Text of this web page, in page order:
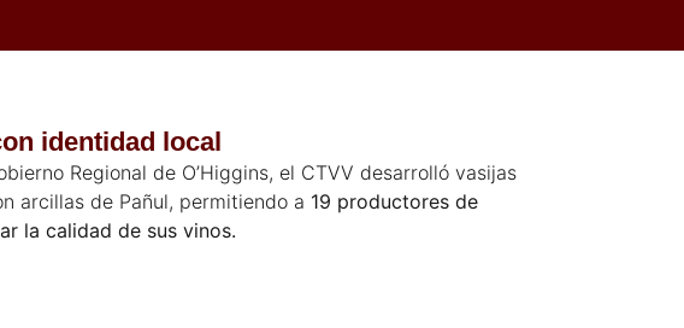
identidad local
Regional de O’Higgins, el CTVV desarrolló vasijas
arcillas de Pañul, permitiendo a 19 productores de
la calidad de sus vinos.